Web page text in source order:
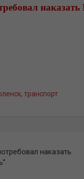
, транспорт
наказать